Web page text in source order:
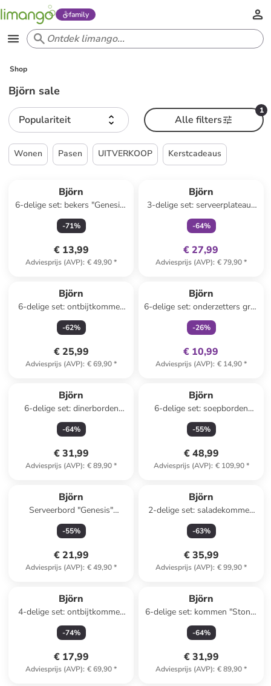
family
Shop
Björn sale
Populariteit
1
Alle filters
Wonen Pasen UITVERKOOP Kerstcadeaus
Björn
6-delige set: bekers "Genesis"
blauw - 80 ml
-71%
€ 13,99
Adviesprijs (AVP): € 49,90*
Björn
3-delige set: serveerplateaus
"Zen" grijs
-64%
€ 27,99
Adviesprijs (AVP): € 79,90*
Björn
6-delige set: ontbijtkommen
"Eclipse" grijs - Ø 15 cm
-62%
€ 25,99
Adviesprijs (AVP): € 69,90*
Björn
6-delige set: onderzetters grijs
- Ø 10 cm
-26%
€ 10,99
Adviesprijs (AVP): € 14,90*
Björn
6-delige set: dinerborden
"Eclipse" grijs - Ø 26 cm
-64%
€ 31,99
Adviesprijs (AVP): € 89,90*
Björn
6-delige set: soepborden
"Stellar" taupe - Ø 22,5 cm
-55%
€ 48,99
Adviesprijs (AVP): € 109,90*
Björn
Serveerbord "Genesis"
grijs/beige - Ø 33 cm
-55%
€ 21,99
Adviesprijs (AVP): € 49,90*
Björn
2-delige set: saladekommen
"Scandi" donkerblauw
-63%
€ 35,99
Adviesprijs (AVP): € 99,90*
Björn
4-delige set: ontbijtkommen
"Scandi" donkerblauw - Ø
16,5 cm
-74%
€ 17,99
Adviesprijs (AVP): € 69,90*
Björn
6-delige set: kommen "Stone"
grijs - Ø 17,7 cm
-64%
€ 31,99
Adviesprijs (AVP): € 89,90*